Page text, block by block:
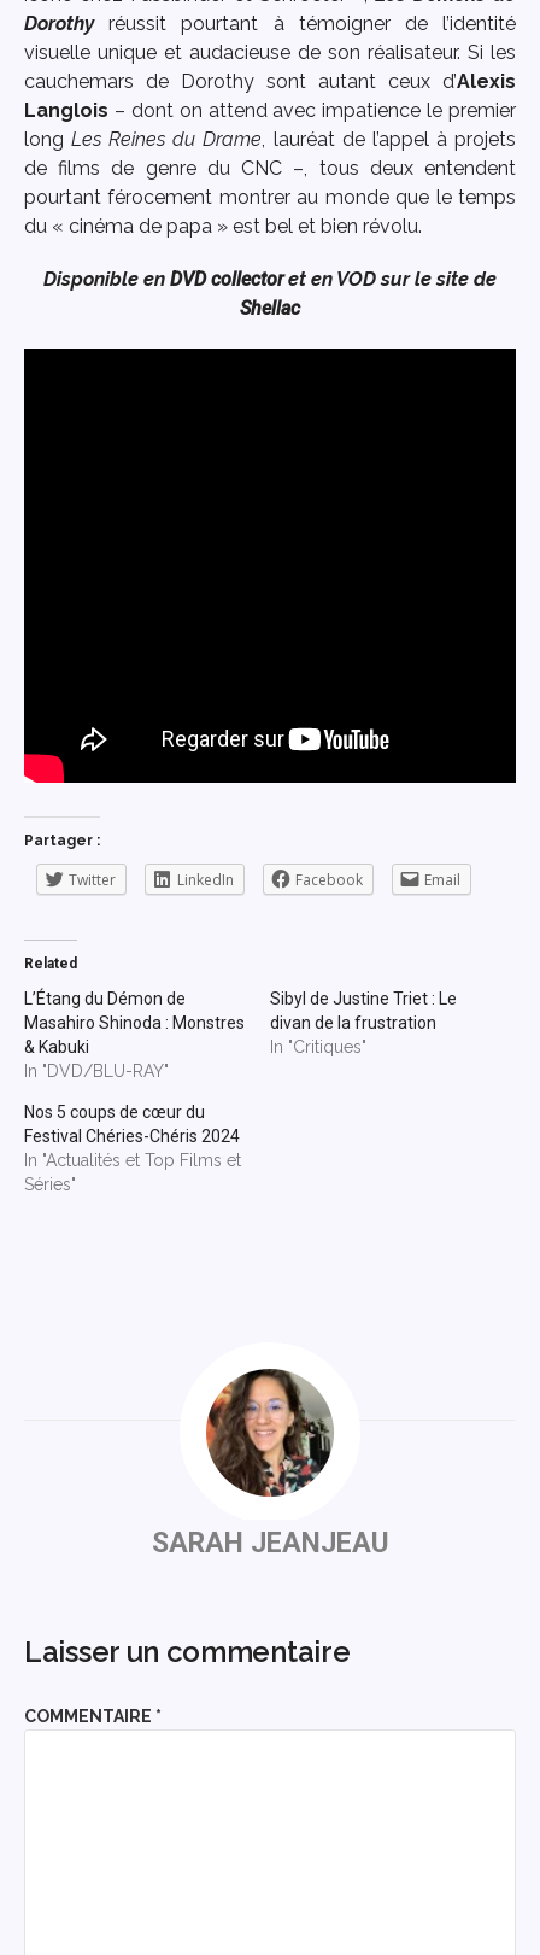
Dorothyréussit pourtant à témoigner de l’identité
visuelle unique et audacieuse de son réalisateur. Si les
cauchemars de Dorothy sont autant ceux d’Alexis
Langlois – dont on attend avec impatience le premier
longLes Reines du Drame , lauréat de l’appel à projets
de films de genre du CNC –, tous deux entendent
pourtant férocement montrer au monde que le temps
du « cinéma de papa » est bel et bien révolu.
Disponible en DVD collectoret en VOD sur le site de
Shellac
Partager :
Twitter LinkedIn Facebook Email
Related
L’Étang du Démon de
Masahiro Shinoda : Monstres
& Kabuki
In "DVD/BLU-RAY"
Sibyl de Justine Triet : Le
divan de la frustration
In "Critiques"
Nos 5 coups de cœur du
Festival Chéries-Chéris 2024
In "Actualités et Top Films et
Séries"
SARAH JEANJEAU
Laisser un commentaire
COMMENTAIRE *